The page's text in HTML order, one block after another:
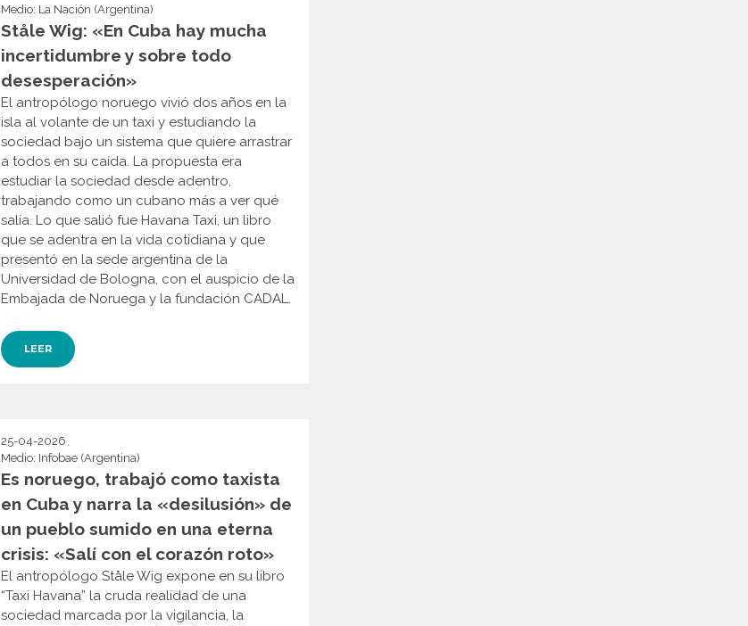
Medio: La Nación (Argentina)
Ståle Wig: «En Cuba hay mucha
incertidumbre y sobre todo
desesperación»
El antropólogo noruego vivió dos años en la
isla al volante de un taxi y estudiando la
sociedad bajo un sistema que quiere arrastrar
a todos en su caída. La propuesta era
estudiar la sociedad desde adentro,
trabajando como un cubano más a ver qué
salía. Lo que salió fue Havana Taxi, un libro
que se adentra en la vida cotidiana y que
presentó en la sede argentina de la
Universidad de Bologna, con el auspicio de la
Embajada de Noruega y la fundación CADAL.
LEER
25-04-2026
Medio: Infobae (Argentina)
Es noruego, trabajó como taxista
en Cuba y narra la «desilusión» de
un pueblo sumido en una eterna
crisis: «Salí con el corazón roto»
El antropólogo Ståle Wig expone en su libro
“Taxi Havana” la cruda realidad de una
sociedad marcada por la vigilancia, la